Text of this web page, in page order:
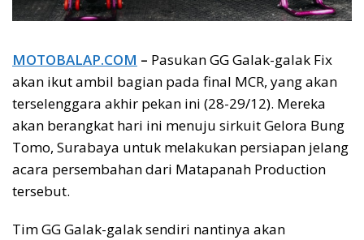
MOTOBALAP.COM – Pasukan GG Galak-galak Fix
akan ikut ambil bagian pada final MCR, yang akan
terselenggara akhir pekan ini (28-29/12). Mereka
akan berangkat hari ini menuju sirkuit Gelora Bung
Tomo, Surabaya untuk melakukan persiapan jelang
acara persembahan dari Matapanah Production
tersebut.
Tim GG Galak-galak sendiri nantinya akan